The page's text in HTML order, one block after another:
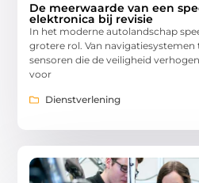
De meerwaarde van een
elektronica bij revisie
In het moderne autolandschap
grotere rol. Van
sensoren die de veiligheid
voor
Dienstverlening